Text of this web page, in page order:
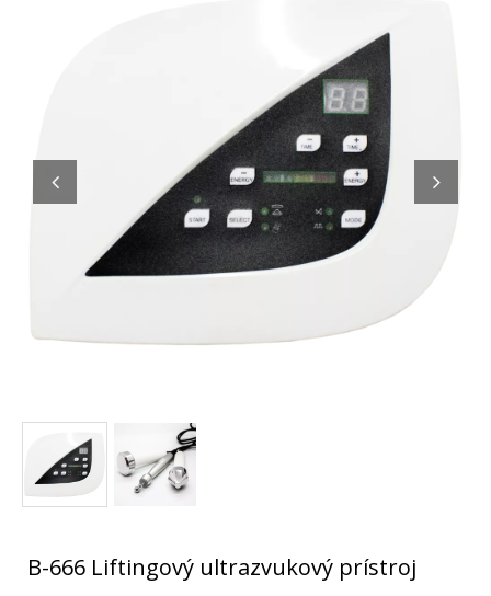
B-666 Liftingový ultrazvukový prístroj